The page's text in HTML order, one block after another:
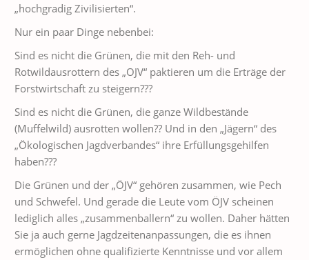
„hochgradig Zivilisierten“.
Nur ein paar Dinge nebenbei:
Sind es nicht die Grünen, die mit den Reh- und
Rotwildausrottern des „OJV“ paktieren um die Erträge der
Forstwirtschaft zu steigern???
Sind es nicht die Grünen, die ganze Wildbestände
(Muffelwild) ausrotten wollen?? Und in den „Jägern“ des
„Ökologischen Jagdverbandes“ ihre Erfüllungsgehilfen
haben???
Die Grünen und der „ÖJV“ gehören zusammen, wie Pech
und Schwefel. Und gerade die Leute vom ÖJV scheinen
lediglich alles „zusammenballern“ zu wollen. Daher hätten
Sie ja auch gerne Jagdzeitenanpassungen, die es ihnen
ermöglichen ohne qualifizierte Kenntnisse und vor allem